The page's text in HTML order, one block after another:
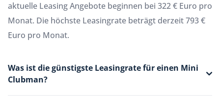
aktuelle Leasing Angebote beginnen bei 322 € Euro pro
Monat. Die höchste Leasingrate beträgt derzeit 793 €
Euro pro Monat.
Was ist die günstigste Leasingrate für einen Mini
Clubman?